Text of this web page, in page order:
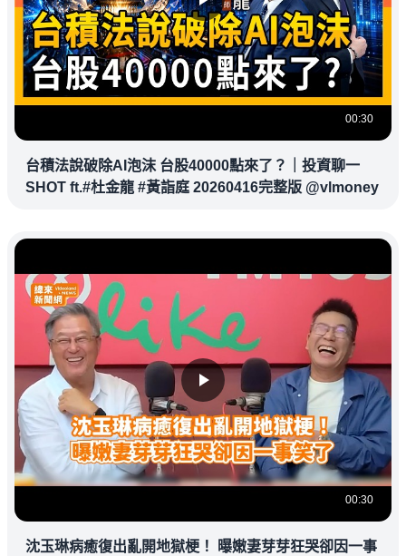
00:30
台積法說破除AI泡沫 台股40000點來了？｜投資聊一
SHOT ft.#杜金龍 #黃詣庭 20260416完整版 @vlmoney
00:30
沈玉琳病癒復出亂開地獄梗！ 曝嫩妻芽芽狂哭卻因一事